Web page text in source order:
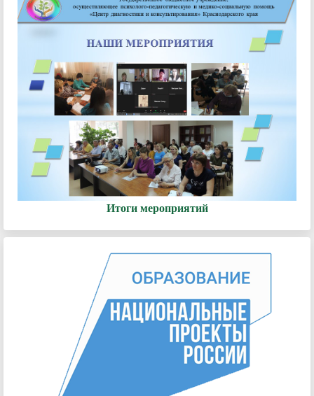
Итоги мероприятий